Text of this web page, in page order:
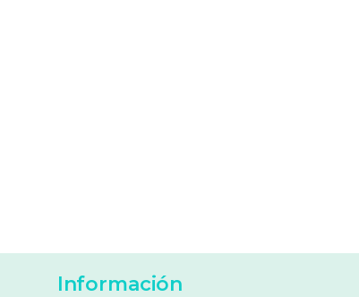
Información